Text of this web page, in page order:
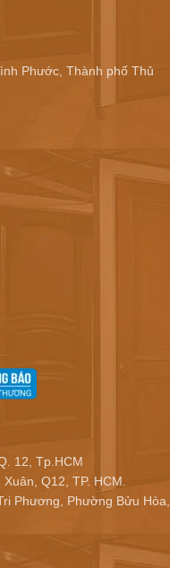
Phước, Thành phố Thủ
12, Tp.HCM
Q12, TP. HCM.
Phương, Phường Bửu Hòa,